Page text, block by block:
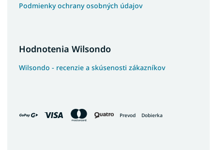
Podmienky ochrany osobných údajov
Hodnotenia Wilsondo
Wilsondo - recenzie a skúsenosti zákazníkov
Prevod Dobierka